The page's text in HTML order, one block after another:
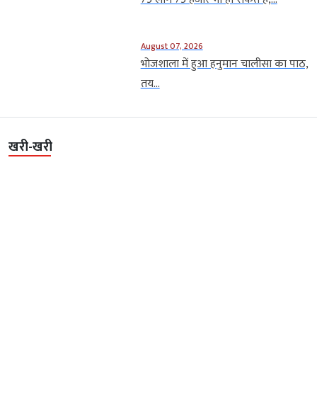
August 07, 2026
भोजशाला में हुआ हनुमान चालीसा का पाठ,
तय...
खरी-खरी